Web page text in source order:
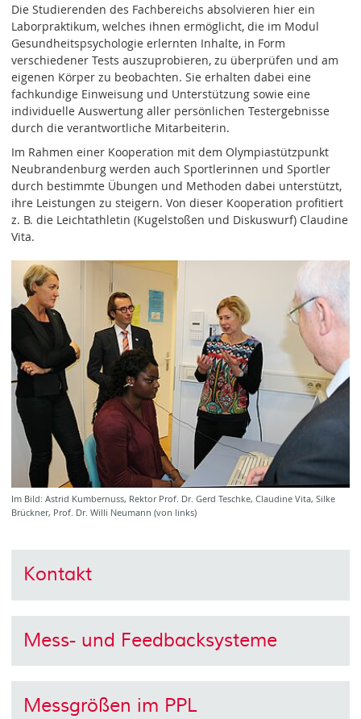
Die Studierenden des Fachbereichs absolvieren hier ein
Laborpraktikum, welches ihnen ermöglicht, die im Modul
Gesundheitspsychologie erlernten Inhalte, in Form
verschiedener Tests auszuprobieren, zu überprüfen und am
eigenen Körper zu beobachten. Sie erhalten dabei eine
fachkundige Einweisung und Unterstützung sowie eine
individuelle Auswertung aller persönlichen Testergebnisse
durch die verantwortliche Mitarbeiterin.
Im Rahmen einer Kooperation mit dem Olympiastützpunkt
Neubrandenburg werden auch Sportlerinnen und Sportler
durch bestimmte Übungen und Methoden dabei unterstützt,
ihre Leistungen zu steigern. Von dieser Kooperation profitiert
z. B. die Leichtathletin (Kugelstoßen und Diskuswurf) Claudine
Vita.
Im Bild: Astrid Kumbernuss, Rektor Prof. Dr. Gerd Teschke, Claudine Vita, Silke
Brückner, Prof. Dr. Willi Neumann (von links)
Kontakt
Mess- und Feedbacksysteme
Messgrößen im PPL